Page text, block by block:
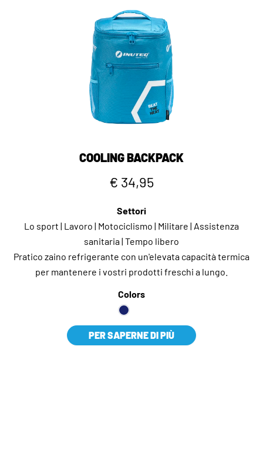
COOLING BACKPACK
€ 34,95
Settori
Lo sport | Lavoro | Motociclismo | Militare | Assistenza
sanitaria | Tempo libero
Pratico zaino refrigerante con un'elevata capacità termica
per mantenere i vostri prodotti freschi a lungo.
Colors
PER SAPERNE DI PIÙ